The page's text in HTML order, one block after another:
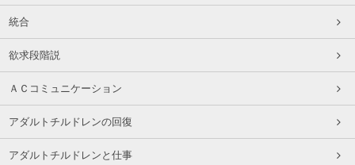
統合
欲求段階説
ＡＣコミュニケーション
アダルトチルドレンの回復
アダルトチルドレンと仕事